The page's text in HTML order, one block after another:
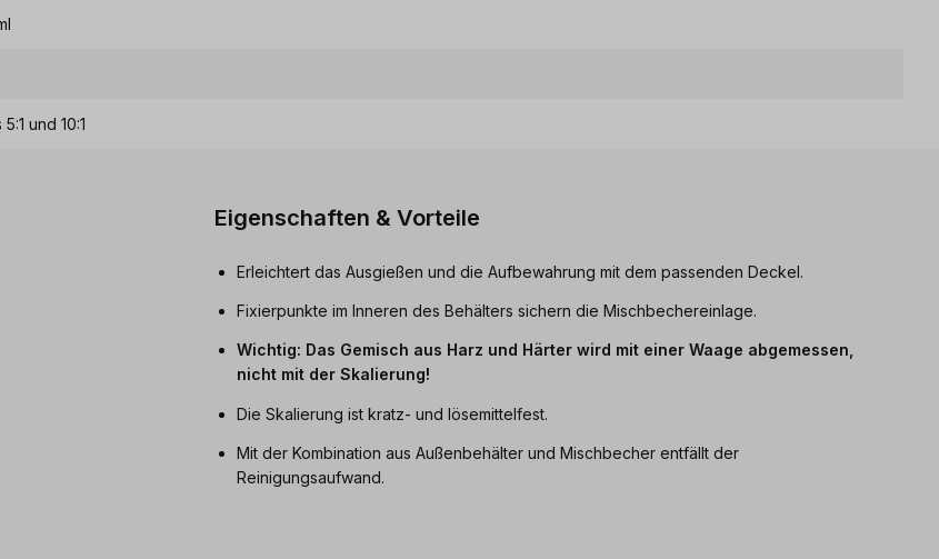
5:1 und 10:1
Eigenschaften & Vorteile
Erleichtert das Ausgießen und die Aufbewahrung mit dem passenden Deckel.
Fixierpunkte im Inneren des Behälters sichern die Mischbechereinlage.
Wichtig: Das Gemisch aus Harz und Härter wird mit einer Waage abgemessen,
nicht mit der Skalierung!
Die Skalierung ist kratz- und lösemittelfest.
Mit der Kombination aus Außenbehälter und Mischbecher entfällt der
Reinigungsaufwand.